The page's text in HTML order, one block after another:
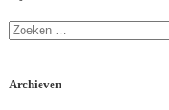
Archieven